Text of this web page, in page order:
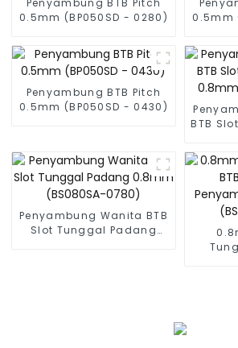
0.5mm (BP050SD - 0280)
0.5mm
Penyambung BTB Pitch
0.5mm (BP050SD - 0430)
BTB
Penyambung Wanita BTB
Slot Tunggal Padang